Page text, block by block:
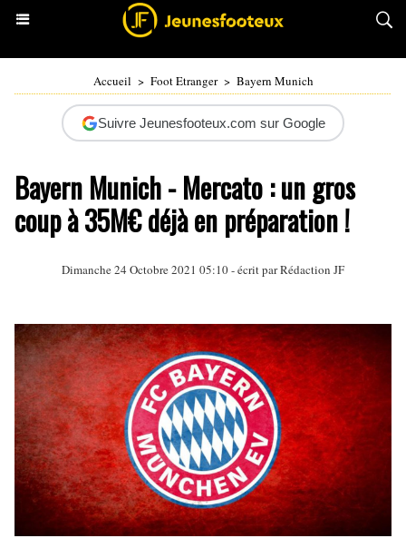
Accueil > Foot Etranger > Bayern Munich
Suivre Jeunesfooteux.com sur Google
Bayern Munich - Mercato : un gros
coup à 35M€ déjà en préparation !
Dimanche 24 Octobre 2021 05:10 - écrit par Rédaction JF